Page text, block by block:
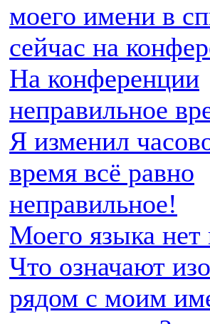
моего имени в
сейчас на
На конференции
неправильное
Я изменил
время всё равно
неправильное!
Моего языка нет
Что означают
рядом с моим